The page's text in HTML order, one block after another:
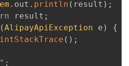
. out . println ( result ) ;
result ;
(AlipayApiException e )
{
( ) ;
;